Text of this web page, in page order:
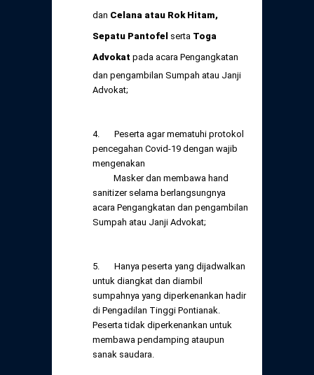
dan Celana atau Rok Hitam,
Sepatu Pantofelserta Toga
Advokat pada acara Pengangkatan
dan pengambilan Sumpah atau Janji
Advokat;
4. Peserta agar mematuhi protokol
pencegahan Covid-19 dengan wajib
mengenakan
Masker dan membawa hand
sanitizer selama berlangsungnya
acara Pengangkatan dan pengambilan
Sumpah atau Janji Advokat;
5. Hanya peserta yang dijadwalkan
untuk diangkat dan diambil
sumpahnya yang diperkenankan hadir
di Pengadilan Tinggi Pontianak.
Peserta tidak diperkenankan untuk
membawa pendamping ataupun
sanak saudara.